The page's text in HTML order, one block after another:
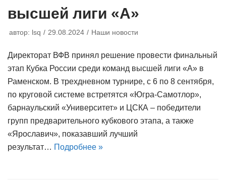
высшей лиги «А»
автор: lsq 29.08.2024 Наши новости
Директорат ВФВ принял решение провести финальный
этап Кубка России среди команд высшей лиги «А» в
Раменском. В трехдневном турнире, с 6 по 8 сентября,
по круговой системе встретятся «Югра-Самотлор»,
барнаульский «Университет» и ЦСКА – победители
групп предварительного кубкового этапа, а также
«Ярославич», показавший лучший
результат… Подробнее »